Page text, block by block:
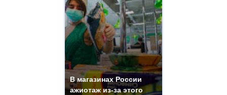
В магазинах России
ажиотаж из-за этого